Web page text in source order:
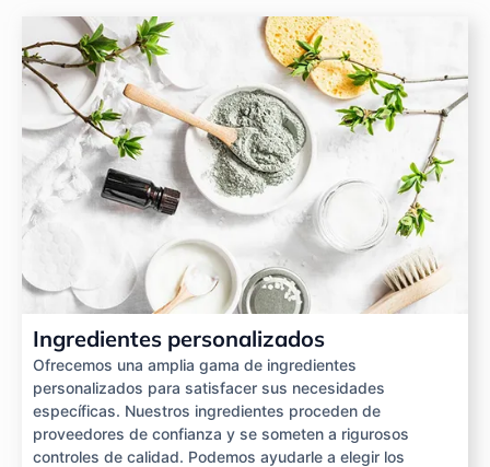
Ingredientes personalizados
Ofrecemos una amplia gama de ingredientes
personalizados para satisfacer sus necesidades
específicas. Nuestros ingredientes proceden de
proveedores de confianza y se someten a rigurosos
controles de calidad. Podemos ayudarle a elegir los